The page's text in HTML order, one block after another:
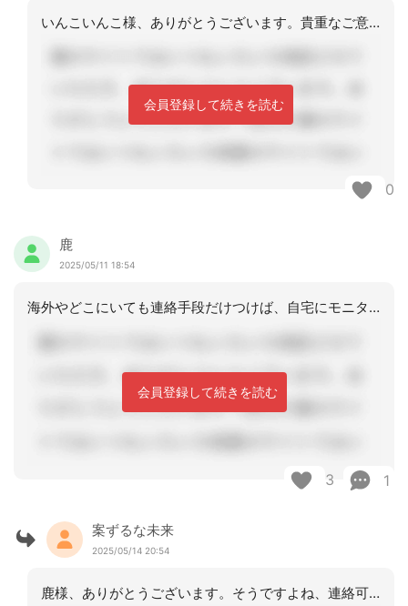
いんこいんこ様、ありがとうございます。貴重なご意見ありがとうございました。
会員登録して続きを読む
0
鹿
2025/05/11 18:54
海外やどこにいても連絡手段だけつけば、自宅にモニタリング行くわけではないので1週
会員登録して続きを読む
3 1
案ずるな未来
2025/05/14 20:54
鹿様、ありがとうございます。そうですよね、連絡可能な体制で大丈夫ですよね。